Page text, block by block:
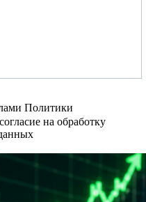
Политики
на обработку